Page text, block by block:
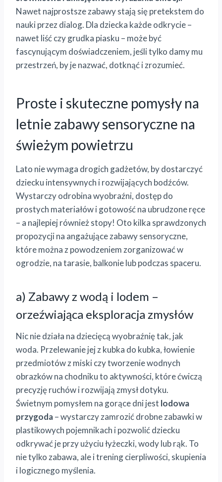
Nawet najprostsze zabawy stają się pretekstem do
nauki przez dialog. Dla dziecka każde odkrycie –
nawet liść czy grudka piasku – może być
fascynującym doświadczeniem, jeśli tylko damy mu
przestrzeń, by je nazwać, dotknąć i zrozumieć.
Proste i skuteczne pomysły na
letnie zabawy sensoryczne na
świeżym powietrzu
Lato nie wymaga drogich gadżetów, by dostarczyć
dziecku intensywnych i rozwijających bodźców.
Wystarczy odrobina wyobraźni, dostęp do
prostych materiałów i gotowość na ubrudzone ręce
– a najlepiej również stopy! Oto kilka sprawdzonych
propozycji na angażujące zabawy sensoryczne,
które można z powodzeniem zorganizować w
ogrodzie, na tarasie, balkonie lub podczas spaceru.
a) Zabawy z wodą i lodem –
orzeźwiająca eksploracja zmysłów
Nic nie działa na dziecięcą wyobraźnię tak, jak
woda. Przelewanie jej z kubka do kubka, łowienie
przedmiotów z miski czy tworzenie wodnych
obrazków na chodniku to aktywności, które ćwiczą
precyzję ruchów i rozwijają zmysł dotyku.
Świetnym pomysłem na gorące dni jest lodowa
przygoda– wystarczy zamrozić drobne zabawki w
plastikowych pojemnikach i pozwolić dziecku
odkrywać je przy użyciu łyżeczki, wody lub rąk. To
nie tylko zabawa, ale i trening cierpliwości, skupienia
i logicznego myślenia.